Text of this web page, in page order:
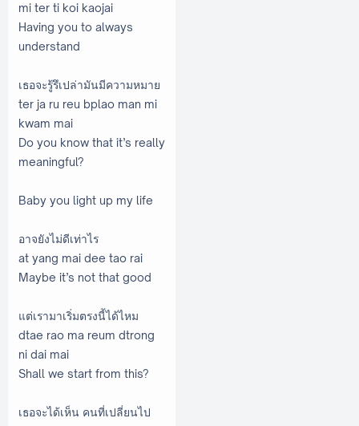
mi ter ti koi kaojai
Having you to always
understand
เธอจะรู้รึเปล่ามันมีความหมาย
ter ja ru reu bplao man mi
kwam mai
Do you know that it’s really
meaningful?
Baby you light up my life
อาจยังไม่ดีเท่าไร
at yang mai dee tao rai
Maybe it’s not that good
แต่เรามาเริ่มตรงนี้ได้ไหม
dtae rao ma reum dtrong
ni dai mai
Shall we start from this?
เธอจะได้เห็น คนที่เปลี่ยนไป